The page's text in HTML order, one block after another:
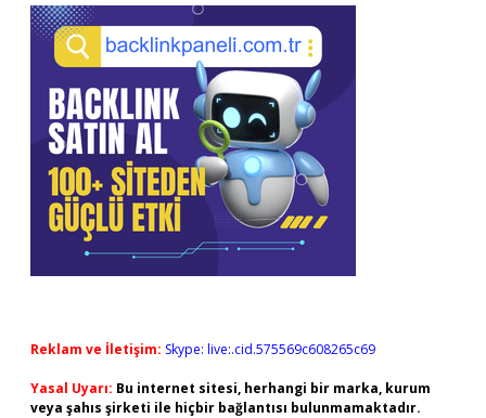
Reklam ve İletişim: Skype: live:.cid.575569c608265c69
Yasal Uyarı: Bu internet sitesi, herhangi bir marka, kurum
veya şahıs şirketi ile hiçbir bağlantısı bulunmamaktadır.